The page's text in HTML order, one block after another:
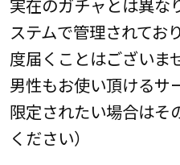
ステムで管理されてお
度届くことはございま
男性もお使い頂けるサ
限定されたい場合はそ
ください）